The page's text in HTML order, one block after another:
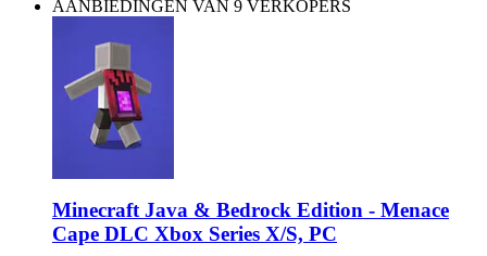
AANBIEDINGEN VAN 9 VERKOPERS
Minecraft Java & Bedrock Edition - Menace
Cape DLC Xbox Series X/S, PC